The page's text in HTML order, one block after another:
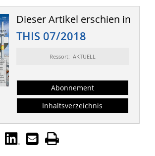
Dieser Artikel erschien in
THIS 07/2018
Ressort: AKTUELL
Abonnement
Inhaltsverzeichnis